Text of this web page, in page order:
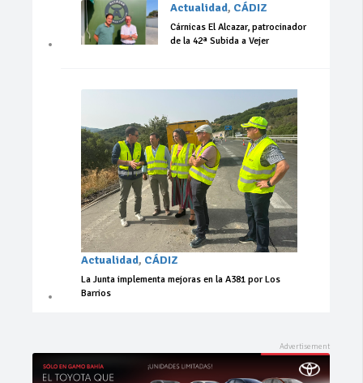
Actualidad, CÁDIZ
Cárnicas El Alcazar, patrocinador
de la 42ª Subida a Vejer
Actualidad, CÁDIZ
La Junta implementa mejoras en la A381 por Los
Barrios